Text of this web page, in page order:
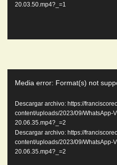
20.03.50.mp4?_=1
video
Media error: Format(s) not
Descargar archivo: https://
content/uploads/2023/09/WhatsApp-
20.06.35.mp4?_=2
Descargar archivo: https://
content/uploads/2023/09/WhatsApp-
20.06.35.mp4?_=2